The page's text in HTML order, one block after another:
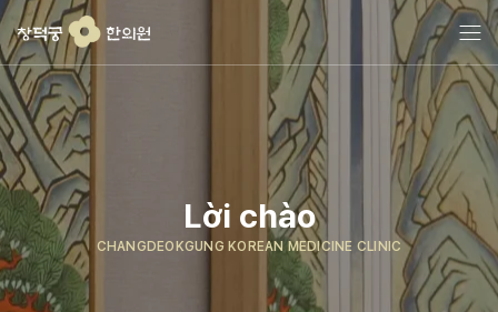
콘
텐
츠
로
건
너
뛰
기
Lời chào
CHANGDEOKGUNG KOREAN MEDICINE CLINIC